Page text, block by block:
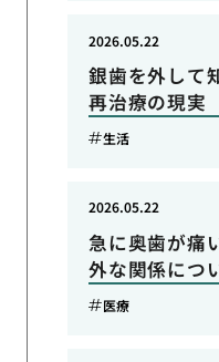
銀歯を外して
再治療の現実
2026.05.22
生活
急に奥歯が痛
外な関係につ
2026.05.22
医療